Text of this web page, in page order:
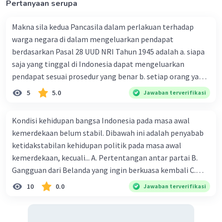
Pertanyaan serupa
Makna sila kedua Pancasila dalam perlakuan terhadap
warga negara di dalam mengeluarkan pendapat
berdasarkan Pasal 28 UUD NRI Tahun 1945 adalah a. siapa
saja yang tinggal di Indonesia dapat mengeluarkan
pendapat sesuai prosedur yang benar b. setiap orang yang
memiliki domisill di Indonesia dapat mengeluarkan
pendapat sesuai prosedur yang berlaku c. warga negara
pun untuk mengubah kebijakan dengan prosedur yang
benar d. warga negara hanya boleh mengeluarkan
pendapatnya di mana dan kapan pun jika sesuai dengan
prosedur musyawarah e. warga negara dapat
mengungkapkan seluruh pendapatnya sesuai
5 5.0 Jawaban terverifikasi
Kondisi kehidupan bangsa Indonesia pada masa awal
kemerdekaan belum stabil. Dibawah ini adalah penyabab
ketidakstabilan kehidupan politik pada masa awal
kemerdekaan, kecuali... A. Pertentangan antar partai B.
Gangguan dari Belanda yang ingin berkuasa kembali C.
Munculnya kesulitan ekonomi dan keuangan D. Terjadinya
bentrokan antar etnis E. Munculnya gangguan keamanan
10 0.0 Jawaban terverifikasi